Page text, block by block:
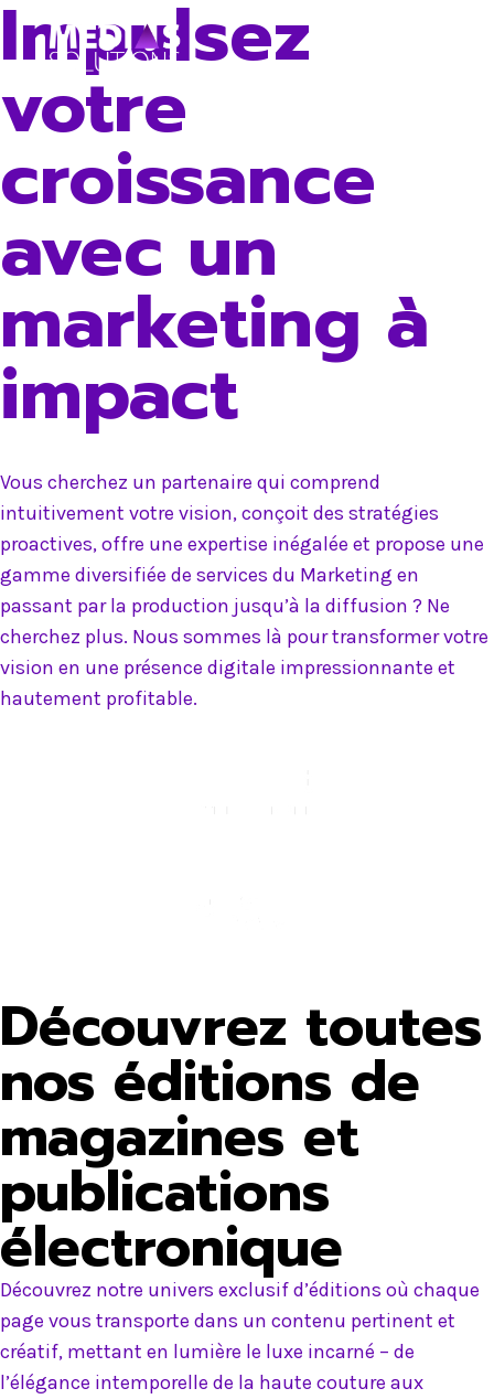
Skip
Impulsez
votre
croissance
avec un
marketing à
impact
Vous cherchez un partenaire qui comprend
intuitivement votre vision, conçoit des stratégies
proactives, offre une expertise inégalée et propose une
gamme diversifiée de services du Marketing en
passant par la production jusqu’à la diffusion ? Ne
cherchez plus. Nous sommes là pour transformer votre
vision en une présence digitale impressionnante et
hautement profitable.
Découvrez toutes
nos éditions de
magazines et
publications
électronique
Découvrez notre univers exclusif d’éditions où chaque
page vous transporte dans un contenu pertinent et
créatif, mettant en lumière le luxe incarné – de
l’élégance intemporelle de la haute couture aux